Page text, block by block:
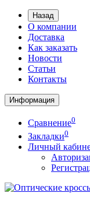
Назад
О компании
Доставка
Как заказать
Новости
Статьи
Контакты
Информация
Сравнение0
Закладки0
Личный